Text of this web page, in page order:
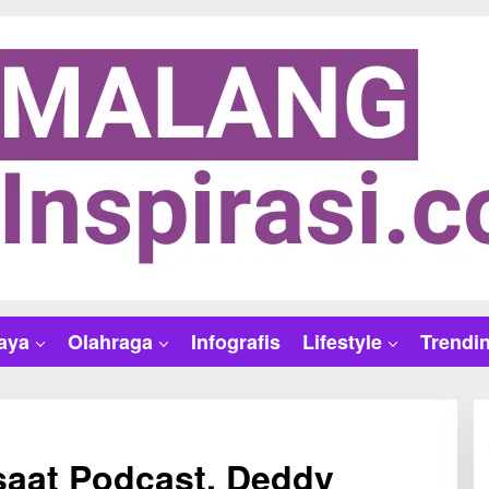
Olahraga Infografis Lifestyle
Podcast, Deddy